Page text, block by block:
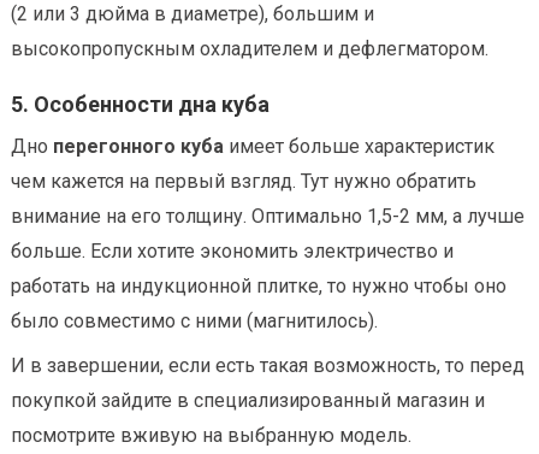
(2 или 3 дюйма в диаметре), большим и
высокопропускным охладителем и дефлегматором.
5. Особенности дна куба
Дно перегонного куба имеет больше характеристик
чем кажется на первый взгляд. Тут нужно обратить
внимание на его толщину. Оптимально 1,5-2 мм, а лучше
больше. Если хотите экономить электричество и
работать на индукционной плитке, то нужно чтобы оно
было совместимо с ними (магнитилось).
И в завершении, если есть такая возможность, то перед
покупкой зайдите в специализированный магазин и
посмотрите вживую на выбранную модель.